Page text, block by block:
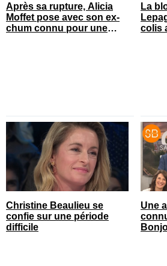
Après sa rupture, Alicia
Moffet pose avec son ex-
chum connu pour une
La
colis
Christine Beaulieu se
confie sur une période
difficile
Une